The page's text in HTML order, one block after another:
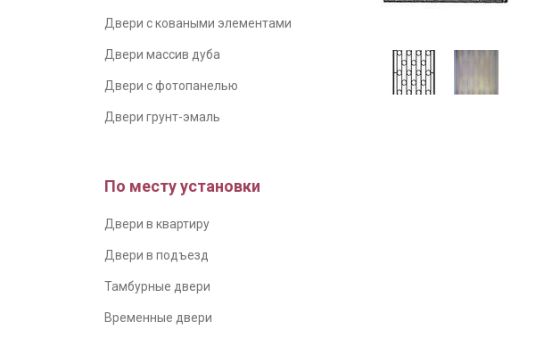
Двери с коваными элементами
Двери массив дуба
Двери с фотопанелью
Двери грунт-эмаль
По месту установки
Двери в квартиру
Двери в подъезд
Тамбурные двери
Временные двери